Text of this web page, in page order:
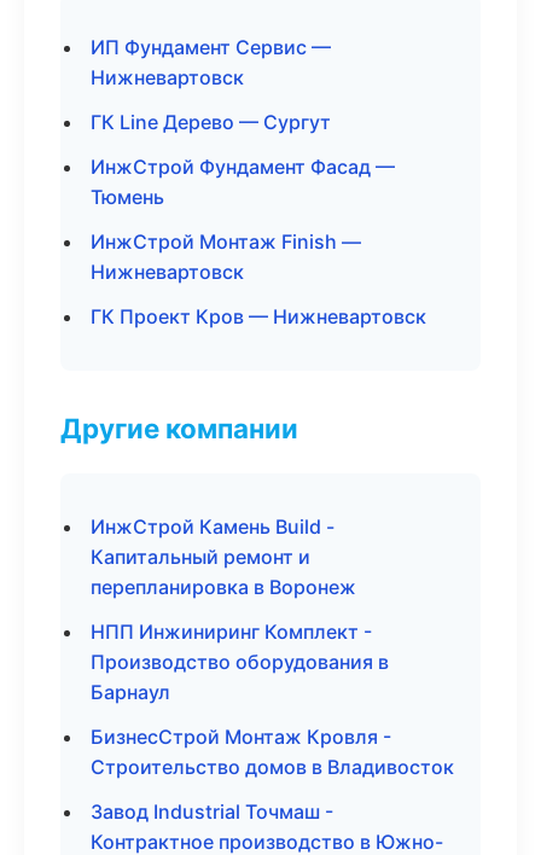
ИП Фундамент Сервис —
Нижневартовск
ГК Line Дерево — Сургут
ИнжСтрой Фундамент Фасад —
Тюмень
ИнжСтрой Монтаж Finish —
Нижневартовск
ГК Проект Кров — Нижневартовск
Другие компании
ИнжСтрой Камень Build -
Капитальный ремонт и
перепланировка в Воронеж
НПП Инжиниринг Комплект -
Производство оборудования в
Барнаул
БизнесСтрой Монтаж Кровля -
Строительство домов в Владивосток
Завод Industrial Точмаш -
Контрактное производство в Южно-